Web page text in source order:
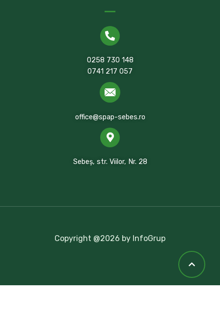
0258 730 148
0741 217 057
office@spap-sebes.ro
Sebeș, str. Viilor, Nr. 28
Copyright @2026 by InfoGrup